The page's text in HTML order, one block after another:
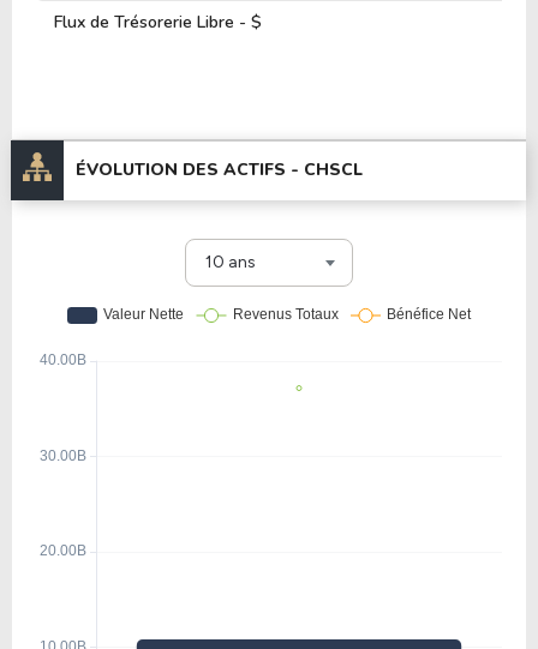
Flux de Trésorerie Libre - $
ÉVOLUTION DES ACTIFS - CHSCL
10 ans